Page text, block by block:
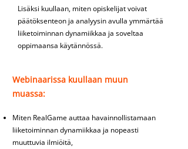
Lisäksi kuullaan, miten opiskelijat voivat
päätöksenteon ja analyysin avulla ymmärtää
liiketoiminnan dynamiikkaa ja soveltaa
oppimaansa käytännössä.
Webinaarissa kuullaan muun
muassa:
Miten RealGame auttaa havainnollistamaan
liiketoiminnan dynamiikkaa ja nopeasti
muuttuvia ilmiöitä,